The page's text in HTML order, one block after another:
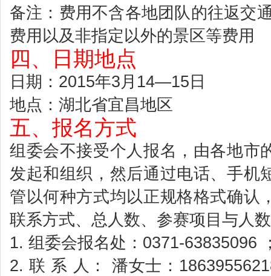
备注：费用不含各地团队的往返交
费用以及非指定以外的景区等费用
四、日期地点
日期：2015年3月14—15日
地点：湖北省宜昌地区
五、报名方式
组委会不接受个人报名，由各地市
发起和组织，然后通过电话、手机
管以何种方式均以正规格格式确认
联系方式、总人数、参赛项目与人
1. 组委会报名处：0371-63835096
2. 联 系 人： 潘女士：